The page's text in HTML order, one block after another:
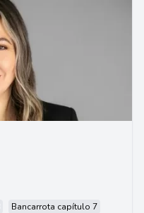
Bancarrota capítulo 7